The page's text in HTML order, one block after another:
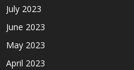
July 2023
June 2023
May 2023
April 2023